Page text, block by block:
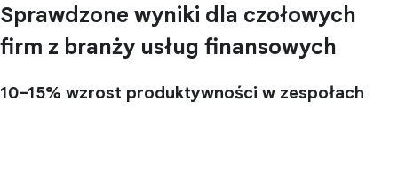
Sprawdzone wyniki dla czołowych
firm z branży usług finansowych
10–15% wzrost produktywności w zespołach